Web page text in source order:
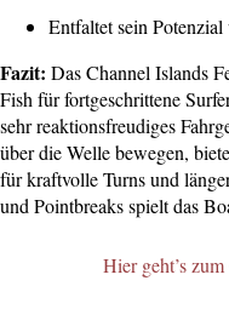
Entfaltet sein
Fazit: Das Channel Islands
Fish für fortgeschrittene
sehr reaktionsfreudiges
über die Welle bewegen,
für kraftvolle Turns und
und Pointbreaks spielt das
Hier geht’s